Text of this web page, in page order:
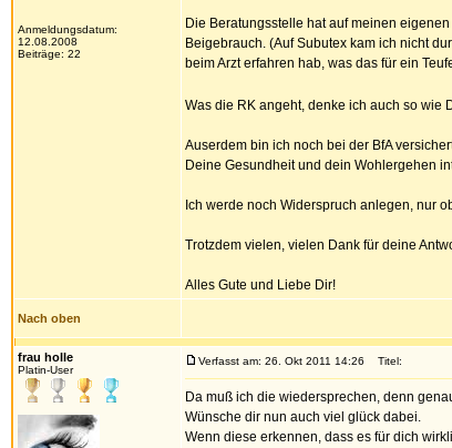
Anmeldungsdatum:
12.08.2008
Beiträge: 22
Die Beratungsstelle hat auf meinen
Beigebrauch. (Auf Subutex kam ich nicht
beim Arzt erfahren hab, was das für ein
Was die RK angeht, denke ich auch so wie
Auserdem bin ich noch bei der BfA
Deine Gesundheit und dein Wohlergehen
Ich werde noch Widerspruch anlegen, nur
Trotzdem vielen, vielen Dank für deine
Alles Gute und Liebe Dir!
Nach oben
frau holle
Platin-User
Verfasst am: 26. Okt 2011 14:26 Titel:
Da muß ich die wiedersprechen, denn
Wünsche dir nun auch viel glück dabei.
Wenn diese erkennen, dass es für dich